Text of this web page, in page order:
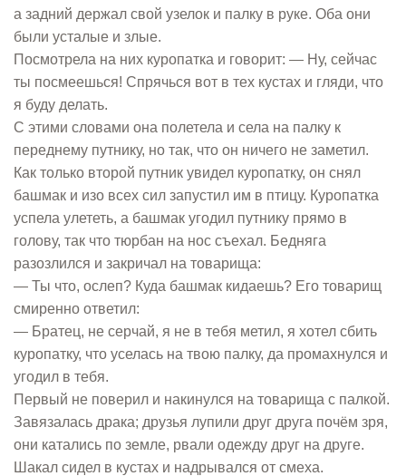
а задний держал свой узелок и палку в руке. Оба они
были усталые и злые.
Посмотрела на них куропатка и говорит: — Ну, сейчас
ты посмеешься! Спрячься вот в тех кустах и гляди, что
я буду делать.
С этими словами она полетела и села на палку к
переднему путнику, но так, что он ничего не заметил.
Как только второй путник увидел куропатку, он снял
башмак и изо всех сил запустил им в птицу. Куропатка
успела улететь, а башмак угодил путнику прямо в
голову, так что тюрбан на нос съехал. Бедняга
разозлился и закричал на товарища:
— Ты что, ослеп? Куда башмак кидаешь? Его товарищ
смиренно ответил:
— Братец, не серчай, я не в тебя метил, я хотел сбить
куропатку, что уселась на твою палку, да промахнулся и
угодил в тебя.
Первый не поверил и накинулся на товарища с палкой.
Завязалась драка; друзья лупили друг друга почём зря,
они катались по земле, рвали одежду друг на друге.
Шакал сидел в кустах и надрывался от смеха.